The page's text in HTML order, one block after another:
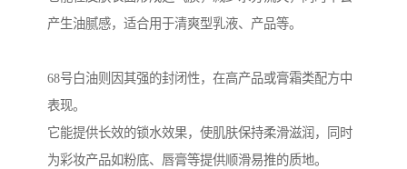
产生油腻感，适合用于清爽型乳液、产品等。
68号白油则因其强的封闭性，在高产品或膏霜类配方中
表现。
它能提供长效的锁水效果，使肌肤保持柔滑滋润，同时
为彩妆产品如粉底、唇膏等提供顺滑易推的质地。